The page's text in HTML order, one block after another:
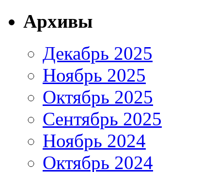
Архивы
Декабрь 2025
Ноябрь 2025
Октябрь 2025
Сентябрь 2025
Ноябрь 2024
Октябрь 2024